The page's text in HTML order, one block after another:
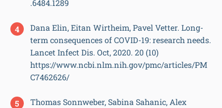
.6484.1289
Dana Elin, Eitan Wirtheim, Pavel Vetter. Long-
term consequences of COVID-19: research needs.
Lancet Infect Dis. Oct, 2020. 20 (10)
https://www.ncbi.nlm.nih.gov/pmc/articles/PM
C7462626/
Thomas Sonnweber, Sabina Sahanic, Alex